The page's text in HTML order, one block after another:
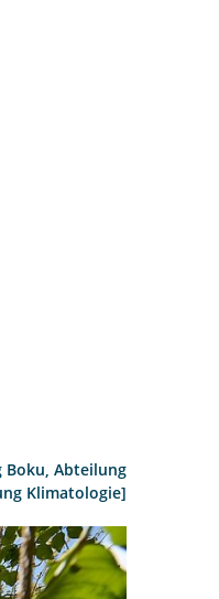
Abteilung
Klimatologie]